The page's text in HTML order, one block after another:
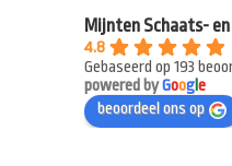
Mijnten Schaats-
4.8
Gebaseerd op 193
powered byGoogle
beoordeel ons op